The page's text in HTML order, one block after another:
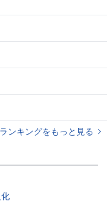
ンキングをもっと見る